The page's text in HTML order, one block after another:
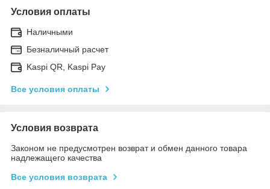
Условия оплаты
Наличными
Безналичный расчет
Kaspi QR, Kaspi Pay
Все условия оплаты
Условия возврата
Законом не предусмотрен возврат и обмен данного товара
надлежащего качества
Все условия возврата